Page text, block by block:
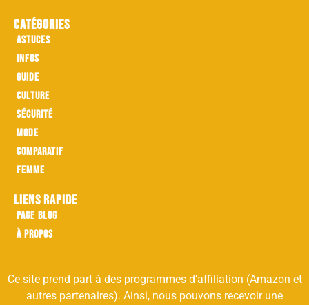
Catégories
Astuces
Infos
Guide
Culture
Sécurité
Mode
Comparatif
Femme
Liens rapide
Page Blog
À propos
Ce site prend part à des programmes d’affiliation (Amazon et
autres partenaires). Ainsi, nous pouvons recevoir une